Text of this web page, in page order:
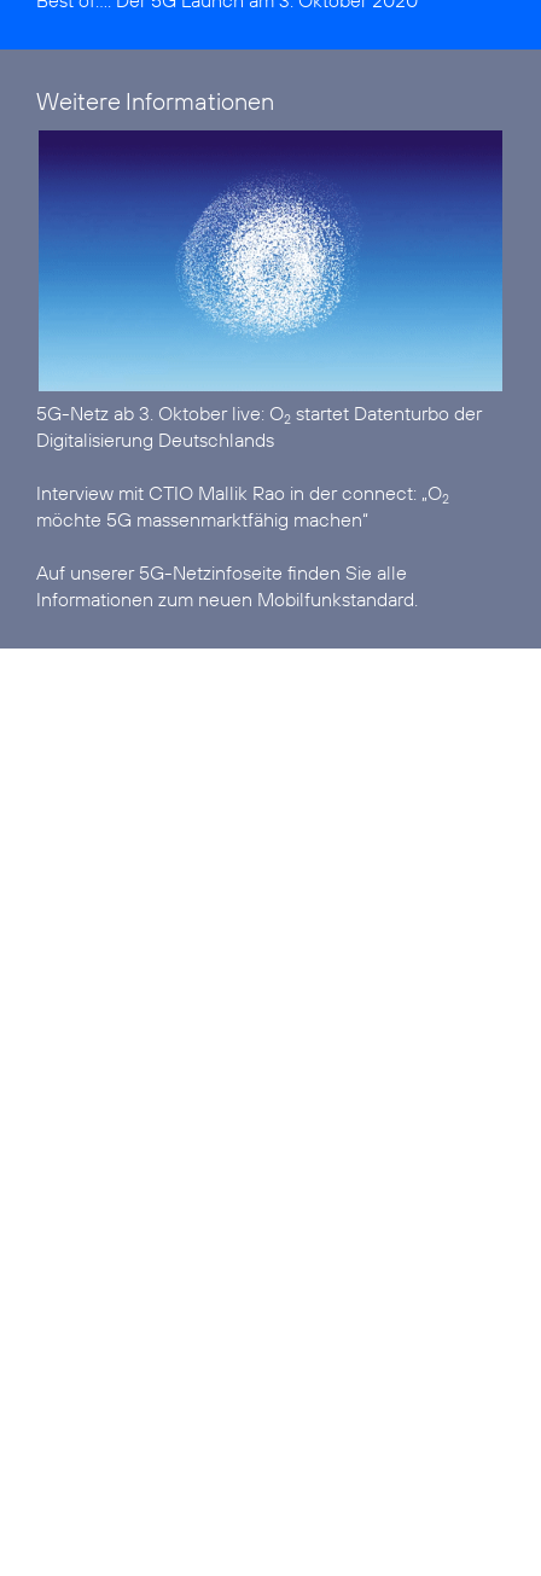
Weitere Informationen
5G-Netz ab 3. Oktober live: O2 startet Datenturbo der
Digitalisierung Deutschlands
Interview mit CTIO Mallik Rao in der connect: „O2
möchte 5G massenmarktfähig machen“
Auf unserer 5G-Netzinfoseite finden Sie alle
Informationen zum neuen Mobilfunkstandard.